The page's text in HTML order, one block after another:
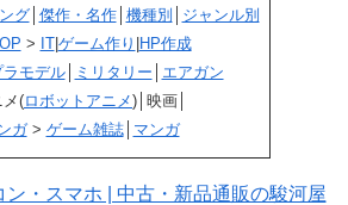
グ│ 傑作・名作│ 機種別
ジャンル別
> IT| ゲーム作り HP作成
ラモデル│ ミリタリー
エアガン
メ(ロボットアニメ)│映画│
ガ> ゲーム雑誌│ マンガ
ン・スマホ | 中古・新品通販の駿河屋